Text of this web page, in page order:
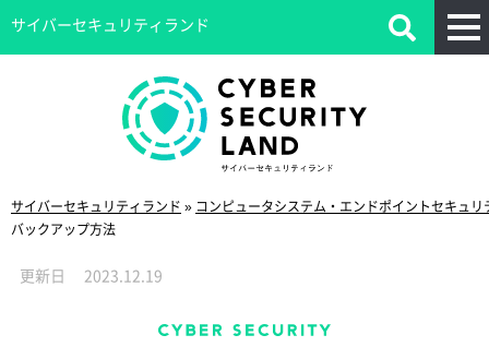
サイバーセキュリティランド
サイバーセキュリティランド » コンピュータシステム・エンドポイントセキュリ
バックアップ方法
更新日 2023.12.19